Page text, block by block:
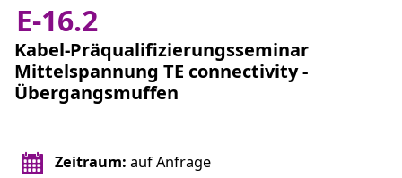
E-16.2
Kabel-Präqualifizierungsseminar
Mittelspannung TE connectivity -
Übergangsmuffen
Zeitraum: auf Anfrage